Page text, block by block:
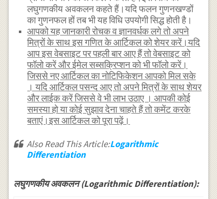
लघुगणकीय अवकलन कहते हैं।यदि फलन गुणनखण्डों
का गुणनफल हों तब भी यह विधि उपयोगी सिद्ध होती है।
आपको यह जानकारी रोचक व ज्ञानवर्धक लगे तो अपने
मित्रों के साथ इस गणित के आर्टिकल को शेयर करें।यदि
आप इस वेबसाइट पर पहली बार आए हैं तो वेबसाइट को
फॉलो करें और ईमेल सब्सक्रिप्शन को भी फॉलो करें।
जिससे नए आर्टिकल का नोटिफिकेशन आपको मिल सके
। यदि आर्टिकल पसन्द आए तो अपने मित्रों के साथ शेयर
और लाईक करें जिससे वे भी लाभ उठाए । आपकी कोई
समस्या हो या कोई सुझाव देना चाहते हैं तो कमेंट करके
बताएं।इस आर्टिकल को पूरा पढ़ें।
Also Read This Article:Logarithmic
Differentiation
लघुगणकीय अवकलन (Logarithmic Differentiation):